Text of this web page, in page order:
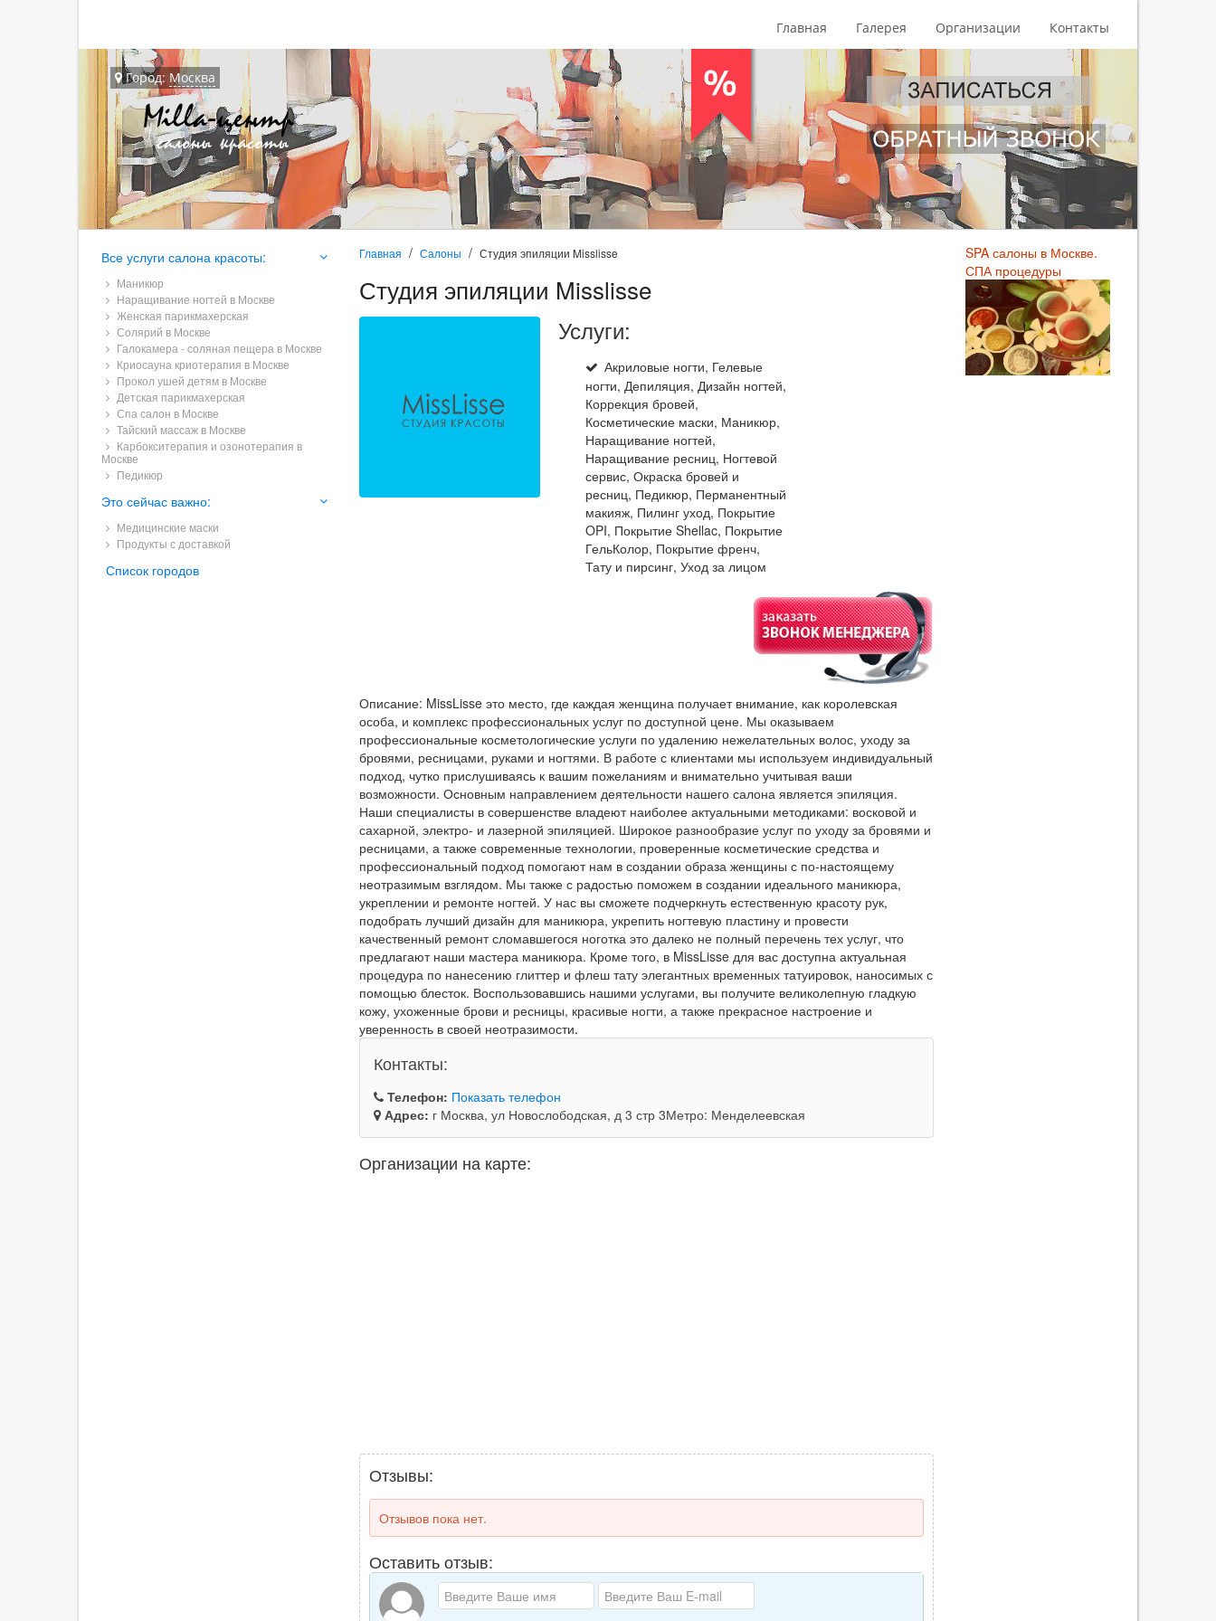
Главная Галерея Организации Контакты
Город: Москва
Главная Салоны Студия эпиляции Misslisse
Студия эпиляции Misslisse
Услуги:
Акриловые ногти, Гелевые
ногти, Депиляция, Дизайн ногтей,
Коррекция бровей,
Косметические маски, Маникюр,
Наращивание ногтей,
Наращивание ресниц, Ногтевой
сервис, Окраска бровей и
ресниц, Педикюр, Перманентный
макияж, Пилинг уход, Покрытие
OPI, Покрытие Shellac, Покрытие
ГельКолор, Покрытие френч,
Тату и пирсинг, Уход за лицом
Описание: MissLisse это место, где каждая женщина получает внимание, как королевская
особа, и комплекс профессиональных услуг по доступной цене. Мы оказываем
профессиональные косметологические услуги по удалению нежелательных волос, уходу за
бровями, ресницами, руками и ногтями. В работе с клиентами мы используем индивидуальный
подход, чутко прислушиваясь к вашим пожеланиям и внимательно учитывая ваши
возможности. Основным направлением деятельности нашего салона является эпиляция.
Наши специалисты в совершенстве владеют наиболее актуальными методиками: восковой и
сахарной, электро- и лазерной эпиляцией. Широкое разнообразие услуг по уходу за бровями и
ресницами, а также современные технологии, проверенные косметические средства и
профессиональный подход помогают нам в создании образа женщины с по-настоящему
неотразимым взглядом. Мы также с радостью поможем в создании идеального маникюра,
укреплении и ремонте ногтей. У нас вы сможете подчеркнуть естественную красоту рук,
подобрать лучший дизайн для маникюра, укрепить ногтевую пластину и провести
качественный ремонт сломавшегося ноготка это далеко не полный перечень тех услуг, что
предлагают наши мастера маникюра. Кроме того, в MissLisse для вас доступна актуальная
процедура по нанесению глиттер и флеш тату элегантных временных татуировок, наносимых с
помощью блесток. Воспользовавшись нашими услугами, вы получите великолепную гладкую
кожу, ухоженные брови и ресницы, красивые ногти, а также прекрасное настроение и
уверенность в своей неотразимости.
Контакты:
Телефон: Показать телефон
Адрес: г Москва, ул Новослободская, д 3 стр 3Метро: Менделеевская
Организации на карте:
Отзывы:
Отзывов пока нет.
Оставить отзыв:
Все услуги салона красоты:
Маникюр
Наращивание ногтей в Москве
Женская парикмахерская
Солярий в Москве
Галокамера - соляная пещера в Москве
Криосауна криотерапия в Москве
Прокол ушей детям в Москве
Детская парикмахерская
Спа салон в Москве
Тайский массаж в Москве
Карбокситерапия и озонотерапия в
Москве
Педикюр
Это сейчас важно:
Медицинские маски
Продукты с доставкой
Список городов
SPA салоны в Москве.
СПА процедуры